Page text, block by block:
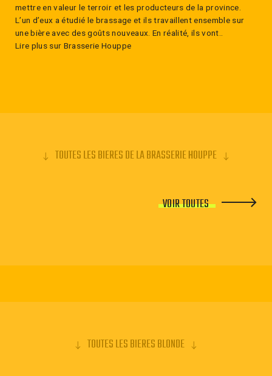
mettre en valeur le terroir et les producteurs de la province.
L’un d’eux a étudié le brassage et ils travaillent ensemble sur
une bière avec des goûts nouveaux. En réalité, ils vont..
Lire plus sur Brasserie Houppe
TOUTES LES BIERES DE LA BRASSERIE HOUPPE
VOIR TOUTES
TOUTES LES BIERES BLONDE